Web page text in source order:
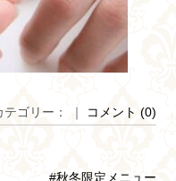
ゴリー： ｜ コメント (0)
#秋冬限定メニュー